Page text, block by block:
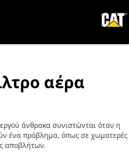
αέρα
άνθρακα συνιστώνται όταν η
ένα πρόβλημα, όπως σε χωματερές
αποβλήτων.